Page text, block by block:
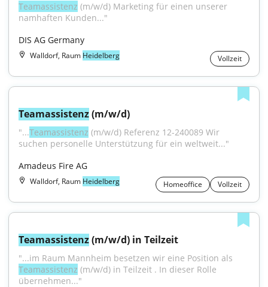
Teamassistenz (m/w/d) Marketing für einen unserer
namhaften Kunden..."
DIS AG Germany
Walldorf, Raum Heidelberg Vollzeit
Teamassistenz (m/w/d)
"...Teamassistenz (m/w/d) Referenz 12-240089 Wir
suchen personelle Unterstützung für ein weltweit..."
Amadeus Fire AG
Walldorf, Raum Heidelberg Homeoffice Vollzeit
Teamassistenz (m/w/d) in Teilzeit
Teamassistenz (m/w/d) in Teilzeit . In dieser Rolle
übernehmen..."